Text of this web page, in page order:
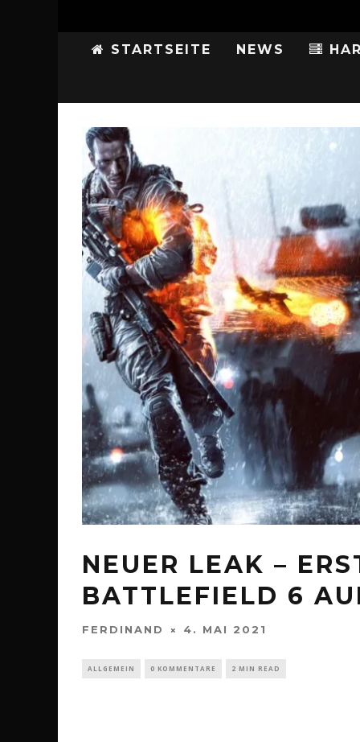
STARTSEITE NEWS
NEUER LEAK –
BATTLEFIELD 6
FERDINAND 4. MAI 2021
ALLGEMEIN 0 KOMMENTARE 2 MIN READ